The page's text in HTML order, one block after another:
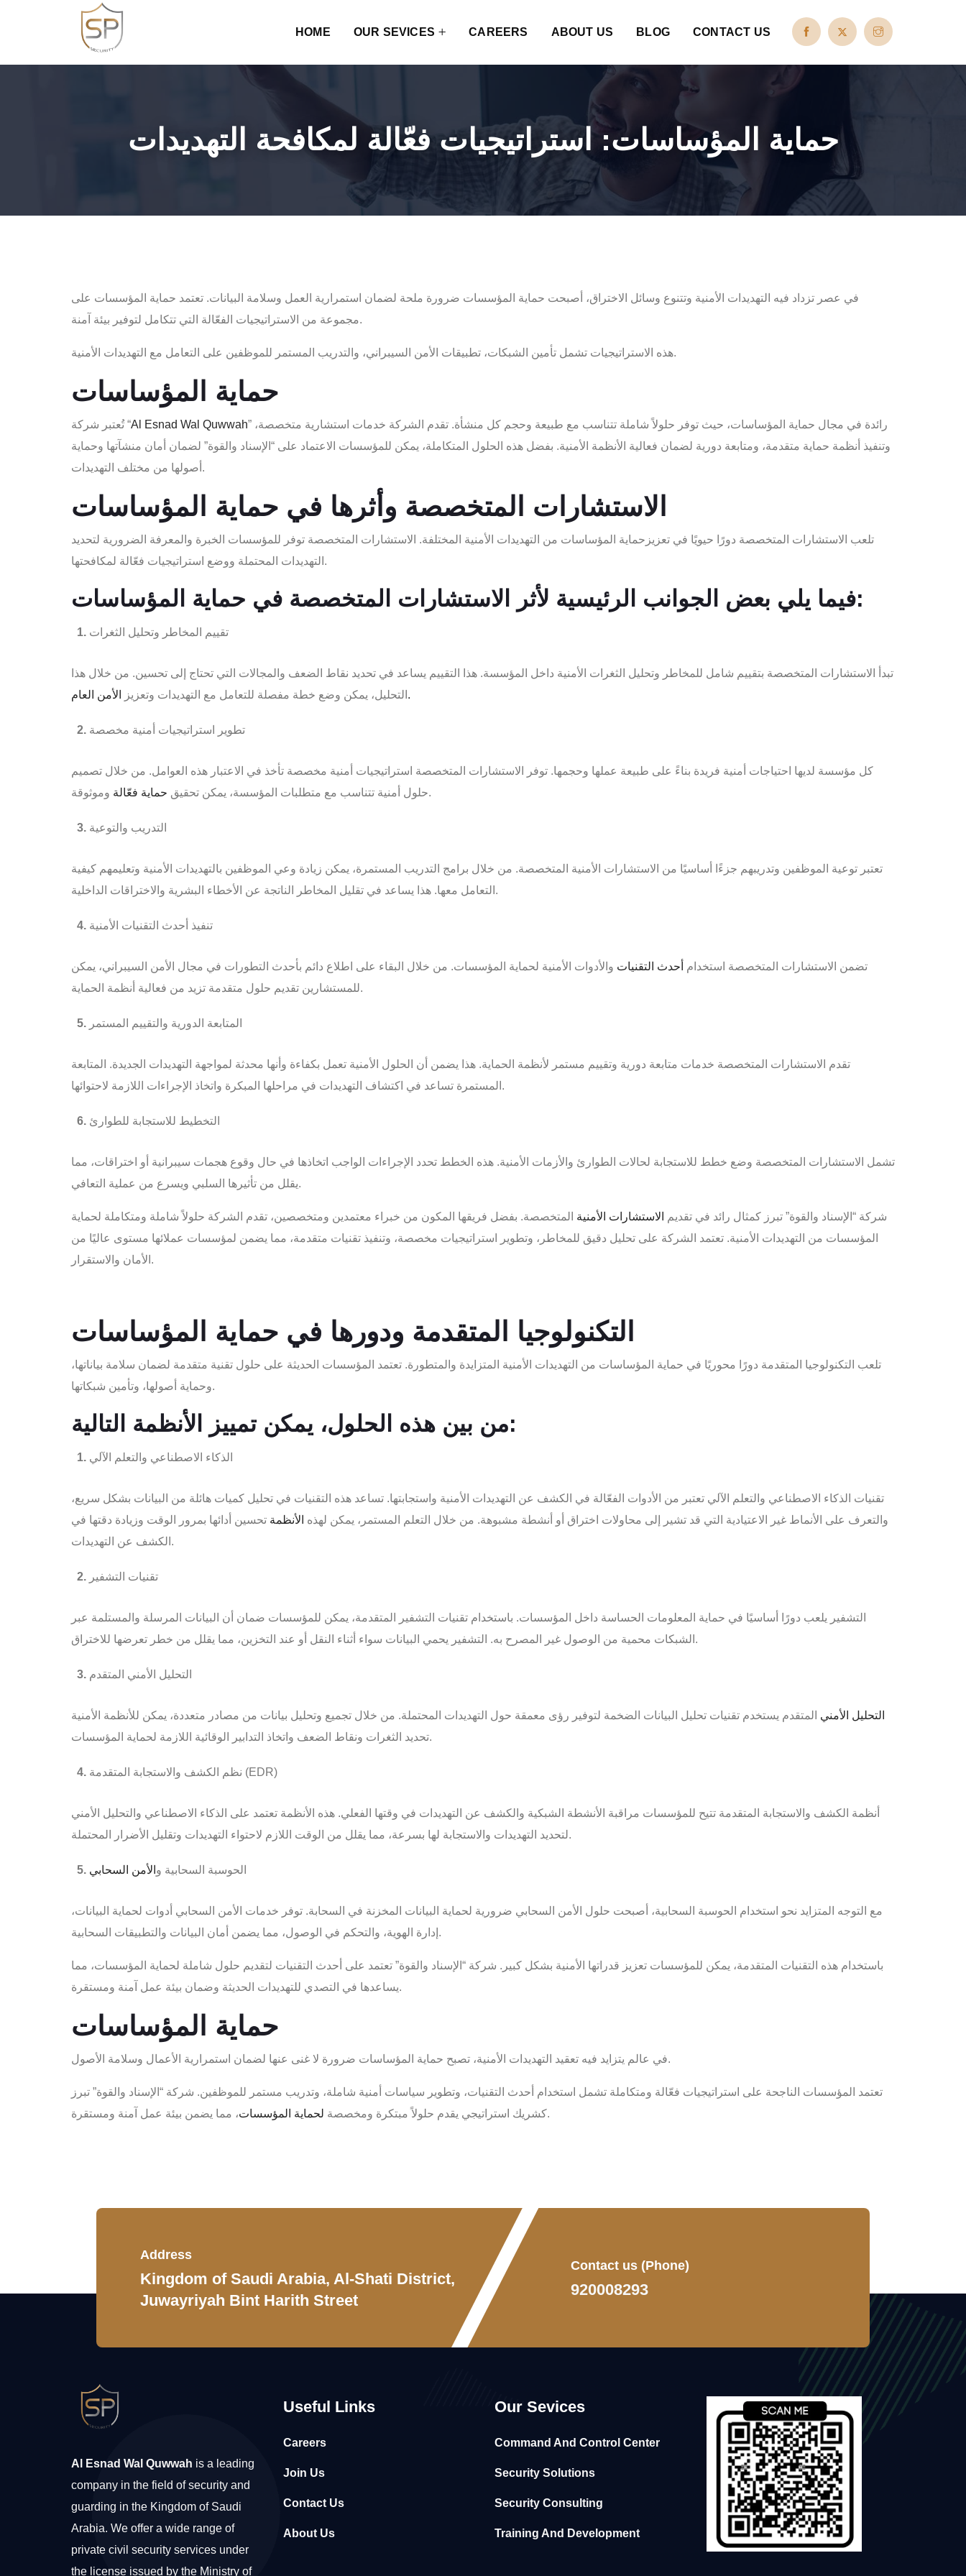
HOME OUR SEVICES CAREERS ABOUT US BLOG CONTACT US
حماية المؤساسات: استراتيجيات فعّالة لمكافحة التهديدات
في عصر تزداد فيه التهديدات الأمنية وتتنوع وسائل الاختراق، أصبحت حماية المؤسسات ضرورة ملحة لضمان استمرارية العمل وسلامة البيانات. تعتمد حماية المؤسسات على
مجموعة من الاستراتيجيات الفعّالة التي تتكامل لتوفير بيئة آمنة.
هذه الاستراتيجيات تشمل تأمين الشبكات، تطبيقات الأمن السيبراني، والتدريب المستمر للموظفين على التعامل مع التهديدات الأمنية.
حماية المؤساسات
تُعتبر شركة “Al Esnad Wal Quwwah” رائدة في مجال حماية المؤساسات، حيث توفر حلولاً شاملة تتناسب مع طبيعة وحجم كل منشأة. تقدم الشركة خدمات استشارية متخصصة،
وتنفيذ أنظمة حماية متقدمة، ومتابعة دورية لضمان فعالية الأنظمة الأمنية. بفضل هذه الحلول المتكاملة، يمكن للمؤسسات الاعتماد على “الإسناد والقوة” لضمان أمان منشآتها وحماية
أصولها من مختلف التهديدات.
الاستشارات المتخصصة وأثرها في حماية المؤساسات
تلعب الاستشارات المتخصصة دورًا حيويًا في تعزيزحماية المؤساسات من التهديدات الأمنية المختلفة. الاستشارات المتخصصة توفر للمؤسسات الخبرة والمعرفة الضرورية لتحديد
التهديدات المحتملة ووضع استراتيجيات فعّالة لمكافحتها.
فيما يلي بعض الجوانب الرئيسية لأثر الاستشارات المتخصصة في حماية المؤساسات:
تقييم المخاطر وتحليل الثغرات
تبدأ الاستشارات المتخصصة بتقييم شامل للمخاطر وتحليل الثغرات الأمنية داخل المؤسسة. هذا التقييم يساعد في تحديد نقاط الضعف والمجالات التي تحتاج إلى تحسين. من خلال هذا
التحليل، يمكن وضع خطة مفصلة للتعامل مع التهديدات وتعزيز الأمن العام.
تطوير استراتيجيات أمنية مخصصة
كل مؤسسة لديها احتياجات أمنية فريدة بناءً على طبيعة عملها وحجمها. توفر الاستشارات المتخصصة استراتيجيات أمنية مخصصة تأخذ في الاعتبار هذه العوامل. من خلال تصميم
حلول أمنية تتناسب مع متطلبات المؤسسة، يمكن تحقيق حماية فعّالة وموثوقة.
التدريب والتوعية
تعتبر توعية الموظفين وتدريبهم جزءًا أساسيًا من الاستشارات الأمنية المتخصصة. من خلال برامج التدريب المستمرة، يمكن زيادة وعي الموظفين بالتهديدات الأمنية وتعليمهم كيفية
التعامل معها. هذا يساعد في تقليل المخاطر الناتجة عن الأخطاء البشرية والاختراقات الداخلية.
تنفيذ أحدث التقنيات الأمنية
تضمن الاستشارات المتخصصة استخدام أحدث التقنيات والأدوات الأمنية لحماية المؤسسات. من خلال البقاء على اطلاع دائم بأحدث التطورات في مجال الأمن السيبراني، يمكن
للمستشارين تقديم حلول متقدمة تزيد من فعالية أنظمة الحماية.
المتابعة الدورية والتقييم المستمر
تقدم الاستشارات المتخصصة خدمات متابعة دورية وتقييم مستمر لأنظمة الحماية. هذا يضمن أن الحلول الأمنية تعمل بكفاءة وأنها محدثة لمواجهة التهديدات الجديدة. المتابعة
المستمرة تساعد في اكتشاف التهديدات في مراحلها المبكرة واتخاذ الإجراءات اللازمة لاحتوائها.
التخطيط للاستجابة للطوارئ
تشمل الاستشارات المتخصصة وضع خطط للاستجابة لحالات الطوارئ والأزمات الأمنية. هذه الخطط تحدد الإجراءات الواجب اتخاذها في حال وقوع هجمات سيبرانية أو اختراقات، مما
يقلل من تأثيرها السلبي ويسرع من عملية التعافي.
شركة “الإسناد والقوة” تبرز كمثال رائد في تقديم الاستشارات الأمنية المتخصصة. بفضل فريقها المكون من خبراء معتمدين ومتخصصين، تقدم الشركة حلولاً شاملة ومتكاملة لحماية
المؤسسات من التهديدات الأمنية. تعتمد الشركة على تحليل دقيق للمخاطر، وتطوير استراتيجيات مخصصة، وتنفيذ تقنيات متقدمة، مما يضمن لمؤسسات عملائها مستوى عاليًا من
الأمان والاستقرار.
التكنولوجيا المتقدمة ودورها في حماية المؤساسات
تلعب التكنولوجيا المتقدمة دورًا محوريًا في حماية المؤساسات من التهديدات الأمنية المتزايدة والمتطورة. تعتمد المؤسسات الحديثة على حلول تقنية متقدمة لضمان سلامة بياناتها،
وحماية أصولها، وتأمين شبكاتها.
من بين هذه الحلول، يمكن تمييز الأنظمة التالية:
الذكاء الاصطناعي والتعلم الآلي
تقنيات الذكاء الاصطناعي والتعلم الآلي تعتبر من الأدوات الفعّالة في الكشف عن التهديدات الأمنية واستجابتها. تساعد هذه التقنيات في تحليل كميات هائلة من البيانات بشكل سريع،
والتعرف على الأنماط غير الاعتيادية التي قد تشير إلى محاولات اختراق أو أنشطة مشبوهة. من خلال التعلم المستمر، يمكن لهذه الأنظمة تحسين أدائها بمرور الوقت وزيادة دقتها في
الكشف عن التهديدات.
تقنيات التشفير
التشفير يلعب دورًا أساسيًا في حماية المعلومات الحساسة داخل المؤسسات. باستخدام تقنيات التشفير المتقدمة، يمكن للمؤسسات ضمان أن البيانات المرسلة والمستلمة عبر
الشبكات محمية من الوصول غير المصرح به. التشفير يحمي البيانات سواء أثناء النقل أو عند التخزين، مما يقلل من خطر تعرضها للاختراق.
التحليل الأمني المتقدم
التحليل الأمني المتقدم يستخدم تقنيات تحليل البيانات الضخمة لتوفير رؤى معمقة حول التهديدات المحتملة. من خلال تجميع وتحليل بيانات من مصادر متعددة، يمكن للأنظمة الأمنية
تحديد الثغرات ونقاط الضعف واتخاذ التدابير الوقائية اللازمة لحماية المؤسسات.
نظم الكشف والاستجابة المتقدمة (EDR)
أنظمة الكشف والاستجابة المتقدمة تتيح للمؤسسات مراقبة الأنشطة الشبكية والكشف عن التهديدات في وقتها الفعلي. هذه الأنظمة تعتمد على الذكاء الاصطناعي والتحليل الأمني
لتحديد التهديدات والاستجابة لها بسرعة، مما يقلل من الوقت اللازم لاحتواء التهديدات وتقليل الأضرار المحتملة.
الحوسبة السحابية و الأمن السحابي
مع التوجه المتزايد نحو استخدام الحوسبة السحابية، أصبحت حلول الأمن السحابي ضرورية لحماية البيانات المخزنة في السحابة. توفر خدمات الأمن السحابي أدوات لحماية البيانات،
إدارة الهوية، والتحكم في الوصول، مما يضمن أمان البيانات والتطبيقات السحابية.
باستخدام هذه التقنيات المتقدمة، يمكن للمؤسسات تعزيز قدراتها الأمنية بشكل كبير. شركة “الإسناد والقوة” تعتمد على أحدث التقنيات لتقديم حلول شاملة لحماية المؤسسات، مما
يساعدها في التصدي للتهديدات الحديثة وضمان بيئة عمل آمنة ومستقرة.
حماية المؤساسات
في عالم يتزايد فيه تعقيد التهديدات الأمنية، تصبح حماية المؤساسات ضرورة لا غنى عنها لضمان استمرارية الأعمال وسلامة الأصول.
تعتمد المؤسسات الناجحة على استراتيجيات فعّالة ومتكاملة تشمل استخدام أحدث التقنيات، وتطوير سياسات أمنية شاملة، وتدريب مستمر للموظفين. شركة “الإسناد والقوة” تبرز
كشريك استراتيجي يقدم حلولاً مبتكرة ومخصصة لحماية المؤسسات ، مما يضمن بيئة عمل آمنة ومستقرة.
Address
Kingdom of Saudi Arabia, Al-Shati District,
Juwayriyah Bint Harith Street
Contact us (Phone)
920008293
Al Esnad Wal Quwwah is a leading
company in the field of security and
guarding in the Kingdom of Saudi
Arabia. We offer a wide range of
private civil security services under
the license issued by the Ministry of
Useful Links
Careers
Join Us
Contact Us
About Us
Our Sevices
Command And Control Center
Security Solutions
Security Consulting
Training And Development